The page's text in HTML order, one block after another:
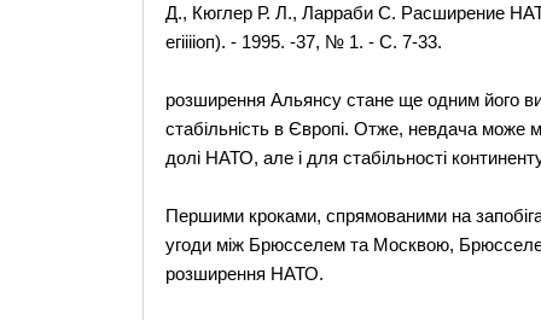
Д., Кюглер Р. Л., Ларраби С. Расширение
егііііоп). - 1995. -37, № 1. - С. 7-33.
розширення Альянсу стане ще одним його
стабільність в Європі. Отже, невдача може
долі НАТО, але і для стабільності
Першими кроками, спрямованими на
угоди між Брюсселем та Москвою,
розширення НАТО.